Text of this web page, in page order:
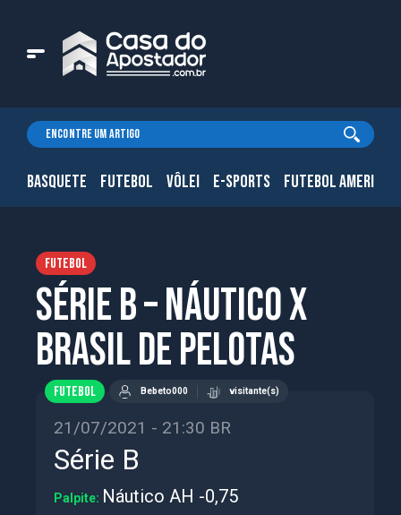
BASQUETE FUTEBOL VÔLEI E-SPORTS FUTEBOL
FUTEBOL
Série B – Náutico x
Brasil de Pelotas
FUTEBOL Bebeto000 visitante(s)
21/07/2021 - 21:30 BR
Série B
Palpite: Náutico AH -0,75